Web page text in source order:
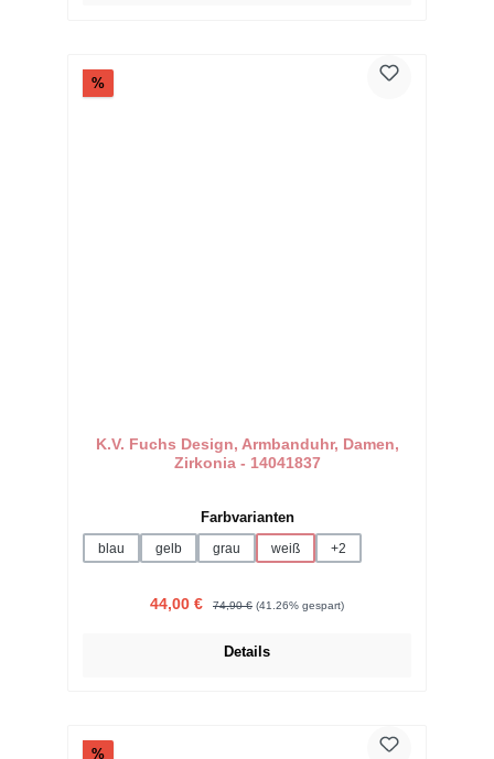
%Rabatt
K.V. Fuchs Design, Armbanduhr, Damen,
Zirkonia - 14041837
Farbvariantenauswählen
blau gelb grau weiß +2
Verkaufspreis:
44,00 € Regulärer Preis:
74,90 € (41.26% gespart)
Details
%Rabatt